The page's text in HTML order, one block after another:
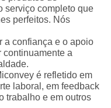
serviço completo que
perfeitos. Nós
a confiança e o apoio
continuamente a
é refletido em
laboral, em feedback
trabalho e em outros